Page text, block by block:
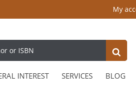
My
INTEREST SERVICES BLOG